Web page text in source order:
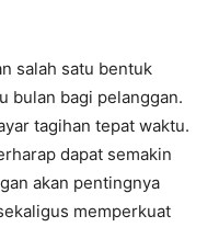
salah satu bentuk
bulan bagi pelanggan.
tagihan tepat waktu.
dapat semakin
akan pentingnya
memperkuat